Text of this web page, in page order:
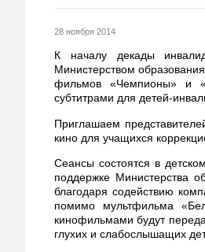
28 ноября 2014
К началу декады
Министерством
фильмов «Чемпионы» и
субтитрами для детей-
Приглашаем
кино для учащихся
Сеансы состоятся в
поддержке Министерства
благодаря содействию
помимо мультфильма
кинофильмами будут
глухих и слабослышащих